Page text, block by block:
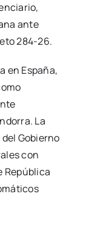
ante
284-26.
en España,
La
Gobierno
con
República